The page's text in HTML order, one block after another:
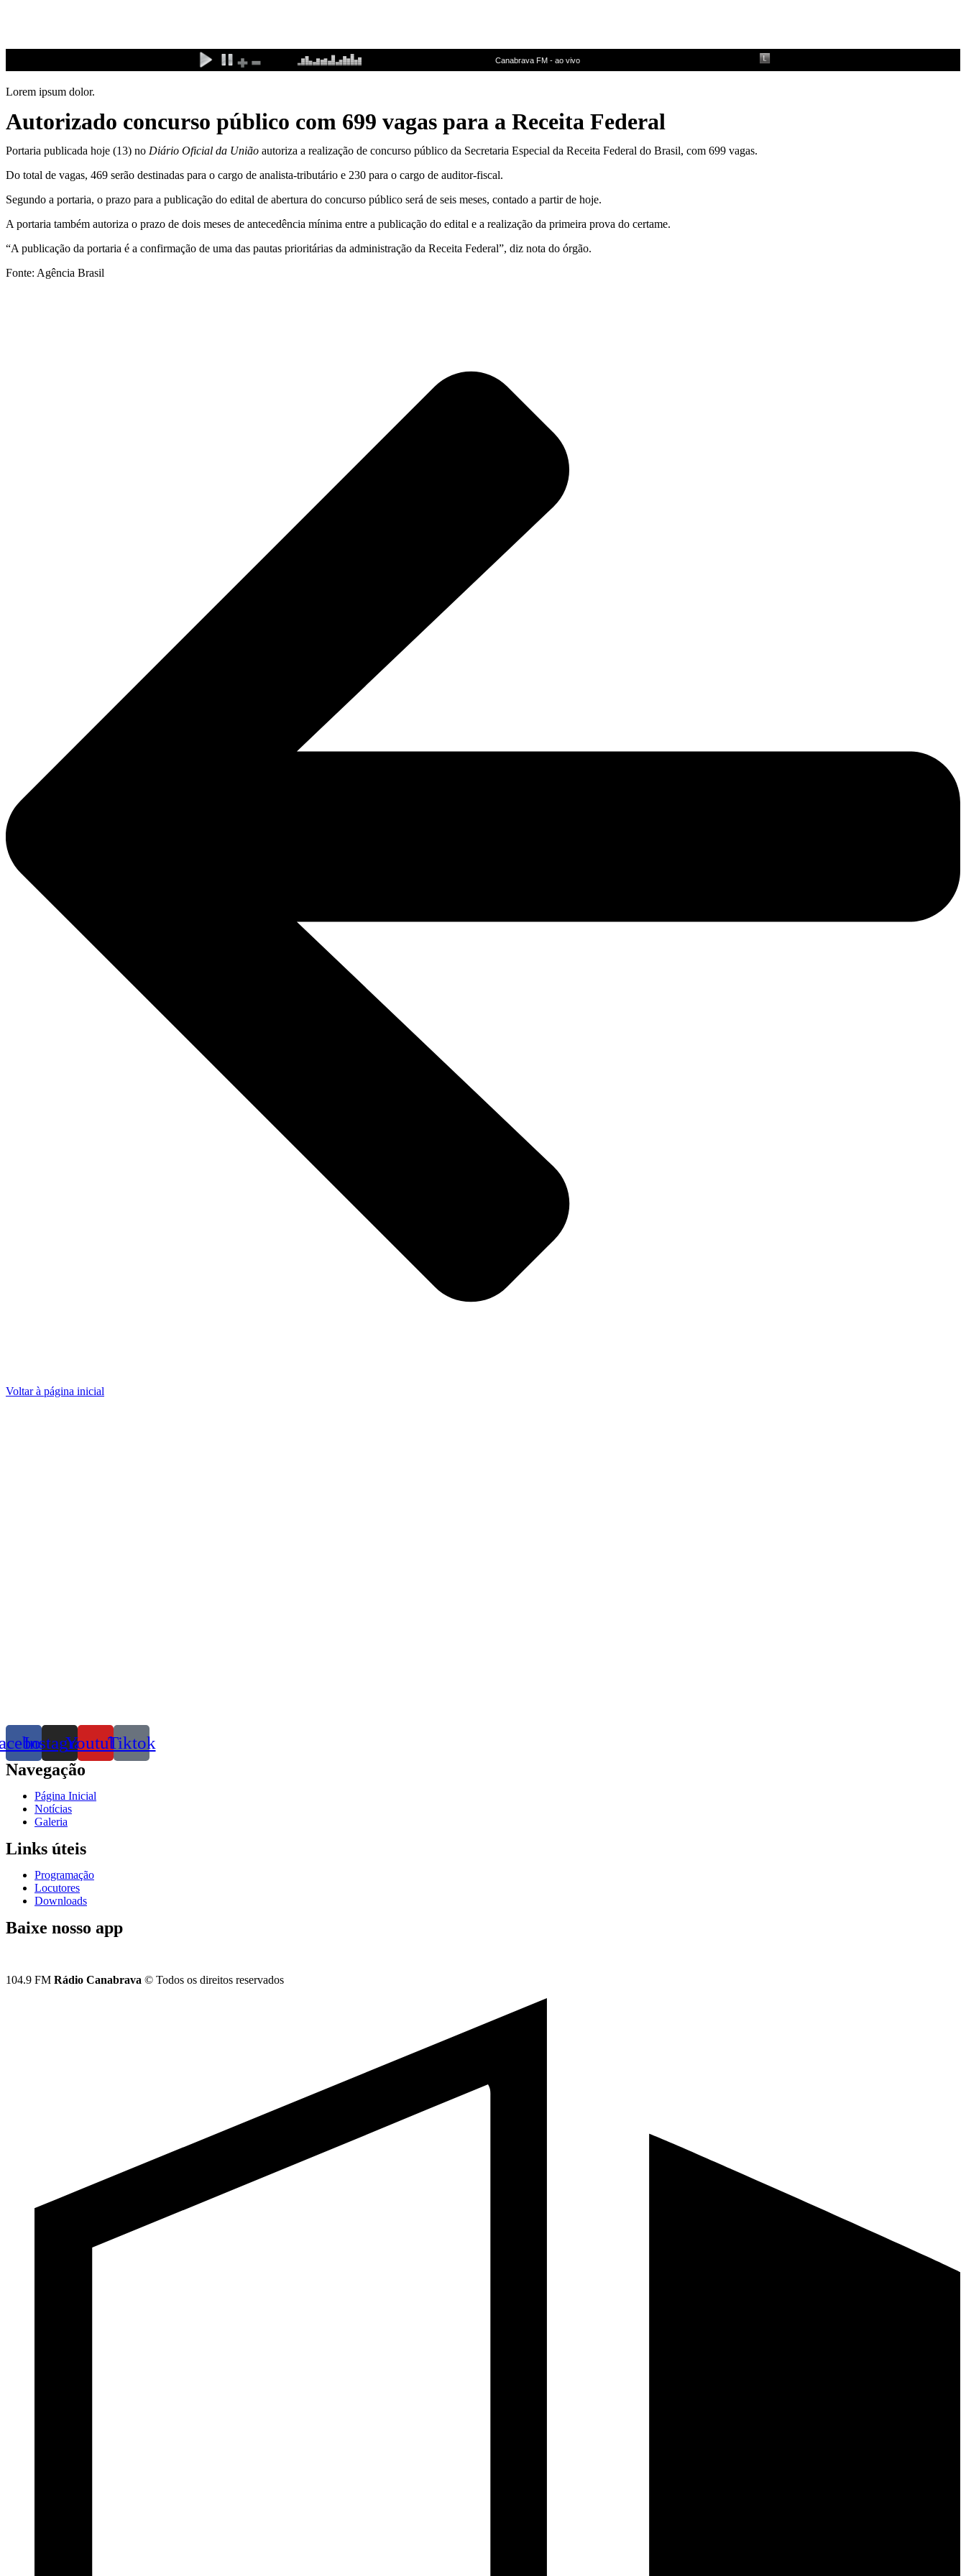
conteúdo
Lorem ipsum dolor.
Autorizado concurso público com 699 vagas para a Receita Federal
Portaria publicada hoje (13) no Diário Oficial da União autoriza a realização de concurso público da Secretaria Especial da Receita Federal do Brasil, com 699 vagas.
Do total de vagas, 469 serão destinadas para o cargo de analista-tributário e 230 para o cargo de auditor-fiscal.
Segundo a portaria, o prazo para a publicação do edital de abertura do concurso público será de seis meses, contado a partir de hoje.
A portaria também autoriza o prazo de dois meses de antecedência mínima entre a publicação do edital e a realização da primeira prova do certame.
“A publicação da portaria é a confirmação de uma das pautas prioritárias da administração da Receita Federal”, diz nota do órgão.
Fonte: Agência Brasil
Voltar à página inicial
InstagramYoutubeTiktok
Navegação
Página Inicial
Notícias
Galeria
Links úteis
Programação
Locutores
Downloads
Baixe nosso app
104.9 FM Rádio Canabrava © Todos os direitos reservados